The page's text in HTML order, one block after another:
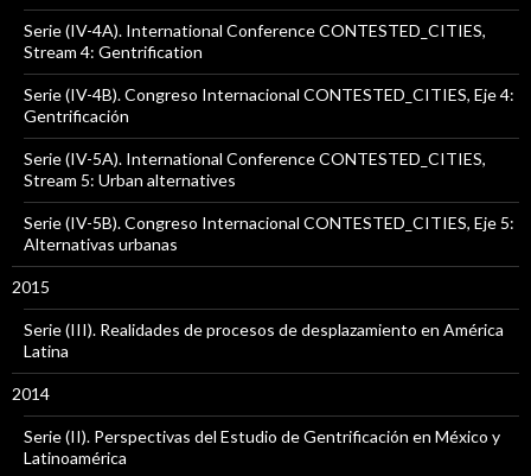
Serie (IV-4A). International Conference CONTESTED_CITIES,
Stream 4: Gentrification
Serie (IV-4B). Congreso Internacional CONTESTED_CITIES, Eje 4:
Gentrificación
Serie (IV-5A). International Conference CONTESTED_CITIES,
Stream 5: Urban alternatives
Serie (IV-5B). Congreso Internacional CONTESTED_CITIES, Eje 5:
Alternativas urbanas
2015
Serie (III). Realidades de procesos de desplazamiento en América
Latina
2014
Serie (II). Perspectivas del Estudio de Gentrificación en México y
Latinoamérica